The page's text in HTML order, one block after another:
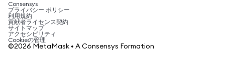
SHIBの購入
BNBの購入
税制関連ニュース
暗号資産の購入方法は？
ビットコインを売るには？
Consensys
プライバシー ポリシー
利用規約
貢献者ライセンス契約
サイトマップ
アクセシビリティ
Cookieの管理
©2026 MetaMask • A Consensys Formation